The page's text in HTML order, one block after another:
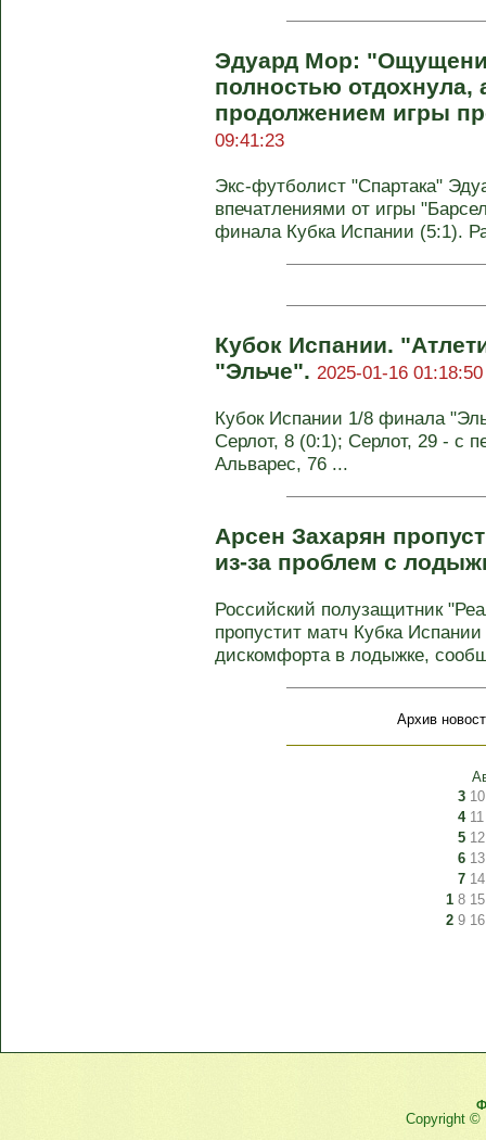
Эдуард Мор:
полностью
продолжением игры
09:41:23
Экс-футболист "Спартака"
впечатлениями от игры
финала Кубка Испании (5:1).
Кубок Испании.
"Эльче". 2025-01-16 01:18:50
Кубок Испании 1/8 финала
Серлот, 8 (0:1); Серлот, 29 - с
Альварес, 76 ...
Арсен Захарян
из-за проблем с
Российский полузащитник
пропустит матч Кубка
дискомфорта в лодыжке,
Архив
3 10
4 11
5 12
6 13
7 14
1 8 15
2 9 16
Copyright ©